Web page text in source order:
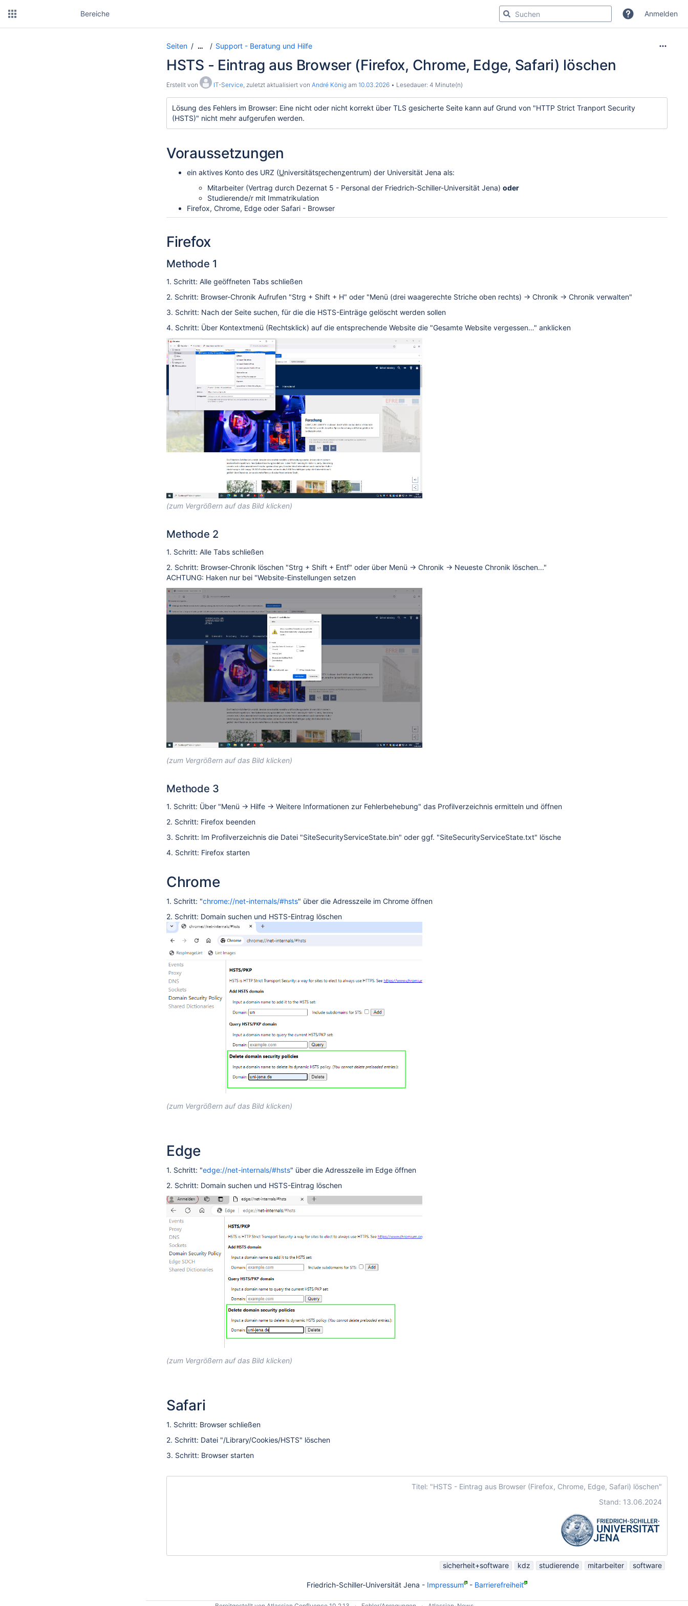
Bereiche Anmelden
Seiten … Support - Beratung und Hilfe
HSTS - Eintrag aus Browser (Firefox, Chrome, Edge, Safari) löschen
Erstellt von IT-Service, zuletzt aktualisiert von André König am 10.03.2026 Lesedauer: 4 Minute(n)
Lösung des Fehlers im Browser: Eine nicht oder nicht korrekt über TLS gesicherte Seite kann auf Grund von "HTTP Strict Tranport Security
(HSTS)" nicht mehr aufgerufen werden.
Voraussetzungen
ein aktives Konto des URZ (Universitätsrechenzentrum) der Universität Jena als:
Mitarbeiter (Vertrag durch Dezernat 5 - Personal der Friedrich-Schiller-Universität Jena) oder
Studierende/r mit Immatrikulation
Firefox, Chrome, Edge oder Safari - Browser
Firefox
Methode 1
1. Schritt: Alle geöffneten Tabs schließen
2. Schritt: Browser-Chronik Aufrufen "Strg + Shift + H" oder "Menü (drei waagerechte Striche oben rechts) → Chronik → Chronik verwalten"
3. Schritt: Nach der Seite suchen, für die die HSTS-Einträge gelöscht werden sollen
4. Schritt: Über Kontextmenü (Rechtsklick) auf die entsprechende Website die "Gesamte Website vergessen…" anklicken
(zum Vergrößern auf das Bild klicken)
Methode 2
1. Schritt: Alle Tabs schließen
2. Schritt: Browser-Chronik löschen "Strg + Shift + Entf" oder über Menü → Chronik → Neueste Chronik löschen..."
ACHTUNG: Haken nur bei "Website-Einstellungen setzen
(zum Vergrößern auf das Bild klicken)
Methode 3
1. Schritt: Über "Menü → Hilfe → Weitere Informationen zur Fehlerbehebung" das Profilverzeichnis ermitteln und öffnen
2. Schritt: Firefox beenden
3. Schritt: Im Profilverzeichnis die Datei "SiteSecurityServiceState.bin" oder ggf. "SiteSecurityServiceState.txt" lösche
4. Schritt: Firefox starten
Chrome
1. Schritt: "chrome://net-internals/#hsts" über die Adresszeile im Chrome öffnen
2. Schritt: Domain suchen und HSTS-Eintrag löschen
(zum Vergrößern auf das Bild klicken)
Edge
1. Schritt: "edge://net-internals/#hsts" über die Adresszeile im Edge öffnen
2. Schritt: Domain suchen und HSTS-Eintrag löschen
(zum Vergrößern auf das Bild klicken)
Safari
1. Schritt: Browser schließen
2. Schritt: Datei "/Library/Cookies/HSTS" löschen
3. Schritt: Browser starten
Titel: "HSTS - Eintrag aus Browser (Firefox, Chrome, Edge, Safari) löschen"
Stand: 13.06.2024
sicherheit+software kdz studierende mitarbeiter software
Friedrich-Schiller-Universität Jena - Impressum - Barrierefreiheit